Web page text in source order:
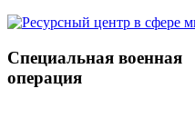
Специальная военная
операция